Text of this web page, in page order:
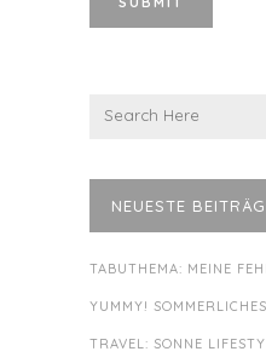
NEUESTE
TABUTHEMA: MEINE
YUMMY!
TRAVEL: SONNE